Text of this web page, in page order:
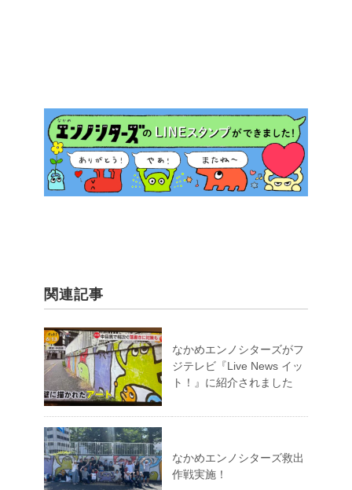
関連記事
なかめエンノシターズがフ
ジテレビ『Live News イッ
ト！』に紹介されました
なかめエンノシターズ救出
作戦実施！